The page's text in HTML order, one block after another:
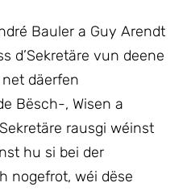
Bauler a Guy Arendt
d’Sekretäre vun deene
däerfen
Bësch-, Wisen a
rausgi wéinst
hu si bei der
nogefrot, wéi dëse